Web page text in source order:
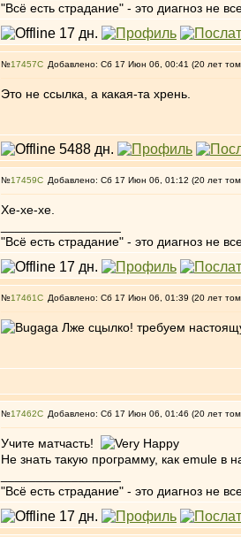
"Всё есть страдание" - это диагноз не
№17457 Добавлено: Сб 17 Июн 06, 00:41 (20 лет
Это не ссылка, а какая-та хрень.
№17459 Добавлено: Сб 17 Июн 06, 01:12 (20 лет
Хе-хе-хе.
"Всё есть страдание" - это диагноз не
№17461 Добавлено: Сб 17 Июн 06, 01:39 (20 лет
Лже сцылко! требуем
№17462 Добавлено: Сб 17 Июн 06, 01:46 (20 лет
Учите матчасть!
Не знать такую программу, как emule в
"Всё есть страдание" - это диагноз не